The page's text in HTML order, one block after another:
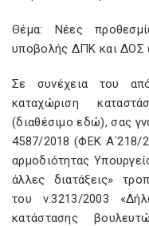
Θέμα: Νέες
υποβολής ΔΠΚ και ΔΟΣ
Σε συνέχεια του
καταχώριση
(διαθέσιμο εδώ), σας
4587/2018 (ΦΕΚ Α΄218/
αρμοδιότητας
άλλες διατάξεις»
του ν.3213/2003
κατάστασης